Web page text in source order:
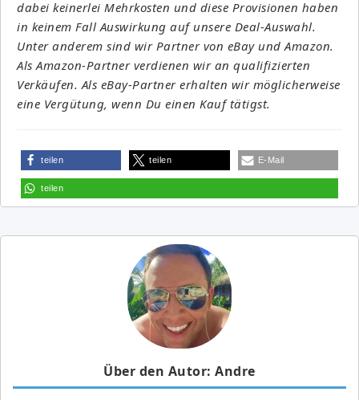
dabei keinerlei Mehrkosten und diese Provisionen haben
in keinem Fall Auswirkung auf unsere Deal-Auswahl.
Unter anderem sind wir Partner von eBay und Amazon.
Als Amazon-Partner verdienen wir an qualifizierten
Verkäufen. Als eBay-Partner erhalten wir möglicherweise
eine Vergütung, wenn Du einen Kauf tätigst.
teilen teilen E-Mail
teilen
Über den Autor: Andre